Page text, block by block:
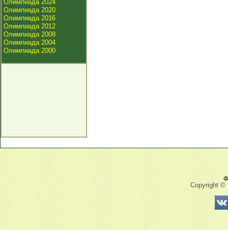
Олимпиада 2024
Олимпиада 2020
Олимпиада 2016
Олимпиада 2012
Олимпиада 2008
Олимпиада 2004
Олимпиада 2000
Copyright ©